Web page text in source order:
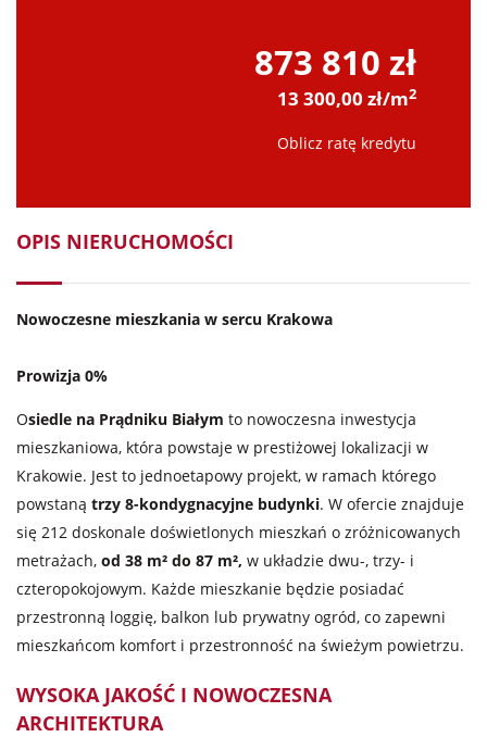
873 810 zł
13 300,00 zł/m2
Oblicz ratę kredytu
OPIS NIERUCHOMOŚCI
Nowoczesne mieszkania w sercu Krakowa
Prowizja 0%
Osiedle na Prądniku Białym to nowoczesna inwestycja
mieszkaniowa, która powstaje w prestiżowej lokalizacji w
Krakowie. Jest to jednoetapowy projekt, w ramach którego
powstaną trzy 8-kondygnacyjne budynki. W ofercie znajduje
się 212 doskonale doświetlonych mieszkań o zróżnicowanych
metrażach, od 38 m² do 87 m², w układzie dwu-, trzy- i
czteropokojowym. Każde mieszkanie będzie posiadać
przestronną loggię, balkon lub prywatny ogród, co zapewni
mieszkańcom komfort i przestronność na świeżym powietrzu.
WYSOKA JAKOŚĆ I NOWOCZESNA
ARCHITEKTURA